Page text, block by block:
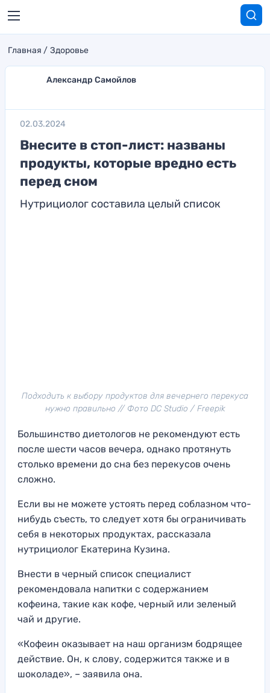
Главная Здоровье
Александр Самойлов
02.03.2024
Внесите в стоп-лист: названы
продукты, которые вредно есть
перед сном
Нутрициолог составила целый список
Подходить к выбору продуктов для вечернего перекуса
нужно правильно // Фото DC Studio / Freepik
Большинство диетологов не рекомендуют есть
после шести часов вечера, однако протянуть
столько времени до сна без перекусов очень
сложно.
Если вы не можете устоять перед соблазном что-
нибудь съесть, то следует хотя бы ограничивать
себя в некоторых продуктах, рассказала
нутрициолог Екатерина Кузина.
Внести в черный список специалист
рекомендовала напитки с содержанием
кофеина, такие как кофе, черный или зеленый
чай и другие.
«Кофеин оказывает на наш организм бодрящее
действие. Он, к слову, содержится также и в
шоколаде», – заявила она.